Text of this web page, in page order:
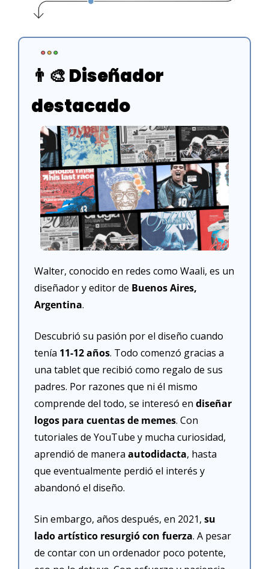
👨‍🎨 Diseñador
destacado
Walter, conocido en redes como Waali, es un
diseñador y editor de Buenos Aires,
Argentina.
Descubrió su pasión por el diseño cuando
tenía 11-12 años. Todo comenzó gracias a
una tablet que recibió como regalo de sus
padres. Por razones que ni él mismo
comprende del todo, se interesó en diseñar
logos para cuentas de memes. Con
tutoriales de YouTube y mucha curiosidad,
aprendió de manera autodidacta, hasta
que eventualmente perdió el interés y
abandonó el diseño.
Sin embargo, años después, en 2021, su
lado artístico resurgió con fuerza. A pesar
de contar con un ordenador poco potente,